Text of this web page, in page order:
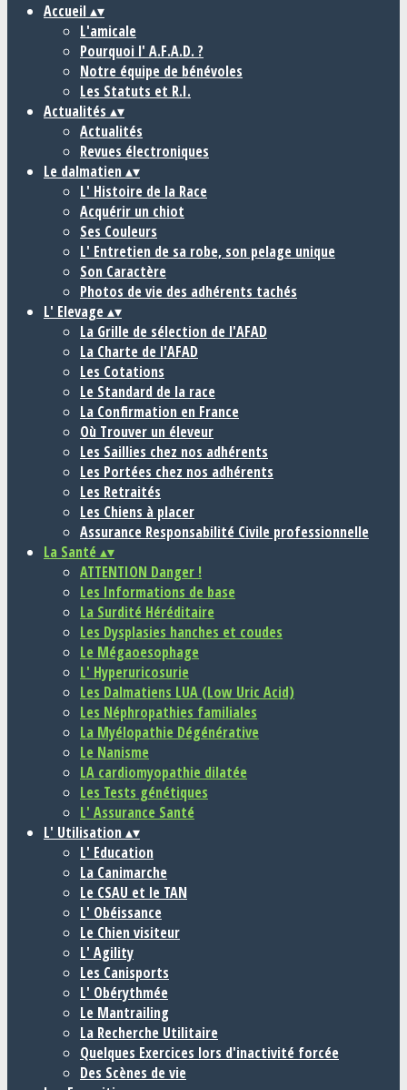
Accueil▴▾
L'amicale
Pourquoi l' A.F.A.D. ?
Notre équipe de bénévoles
Les Statuts et R.I.
Actualités ▴▾
Actualités
Revues électroniques
Le dalmatien▴▾
L' Histoire de la Race
Acquérir un chiot
Ses Couleurs
L' Entretien de sa robe, son pelage unique
Son Caractère
Photos de vie des adhérents tachés
L' Elevage▴▾
La Grille de sélection de l'AFAD
La Charte de l'AFAD
Les Cotations
Le Standard de la race
La Confirmation en France
Où Trouver un éleveur
Les Saillies chez nos adhérents
Les Portées chez nos adhérents
Les Retraités
Les Chiens à placer
Assurance Responsabilité Civile professionnelle
La Santé ▴▾
ATTENTION Danger !
Les Informations de base
La Surdité Héréditaire
Les Dysplasies hanches et coudes
Le Mégaoesophage
L' Hyperuricosurie
Les Dalmatiens LUA (Low Uric Acid)
Les Néphropathies familiales
La Myélopathie Dégénérative
Le Nanisme
LA cardiomyopathie dilatée
Les Tests génétiques
L' Assurance Santé
L' Utilisation▴▾
L' Education
La Canimarche
Le CSAU et le TAN
L' Obéissance
Le Chien visiteur
L' Agility
Les Canisports
L' Obérythmée
Le Mantrailing
La Recherche Utilitaire
Quelques Exercices lors d'inactivité forcée
Des Scènes de vie